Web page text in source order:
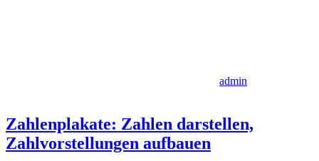
admin
Zahlenplakate: Zahlen darstellen,
Zahlvorstellungen aufbauen